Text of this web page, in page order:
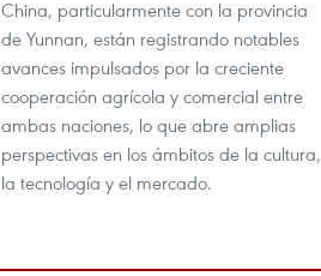
China, particularmente con la provincia
de Yunnan, están registrando notables
avances impulsados por la creciente
cooperación agrícola y comercial entre
ambas naciones, lo que abre amplias
perspectivas en los ámbitos de la cultura,
la tecnología y el mercado.